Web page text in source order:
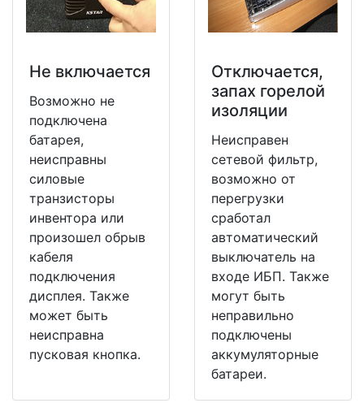
Не включается
Возможно не
подключена
батарея,
неисправны
силовые
транзисторы
инвентора или
произошел обрыв
кабеля
подключения
дисплея. Также
может быть
неисправна
пусковая кнопка.
Отключается,
запах горелой
изоляции
Неисправен
сетевой фильтр,
возможно от
перегрузки
сработал
автоматический
выключатель на
входе ИБП. Также
могут быть
неправильно
подключены
аккумуляторные
батареи.